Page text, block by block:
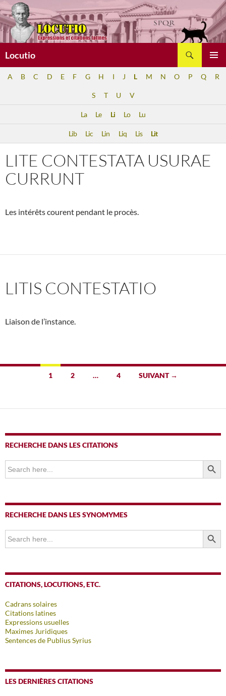
Aller
au
contenu
Locutio
A B C D E F G H I J L M N O P Q R
S T U V
La Le Li Lo Lu
Lib Lic Lin Liq Lis Lit
LITE CONTESTATA USURAE
CURRUNT
Les intérêts courent pendant le procès.
LITIS CONTESTATIO
Liaison de l’instance.
Navigation
articles
1 2 … 4 SUIVANT →
RECHERCHE DANS LES CITATIONS
Search
for:
SEARCH
RECHERCHE DANS LES SYNOMYMES
Search
for:
SEARCH
CITATIONS, LOCUTIONS, ETC.
Cadrans solaires
Citations latines
Expressions usuelles
Maximes Juridiques
Sentences de Publius Syrius
LES DERNIÈRES CITATIONS